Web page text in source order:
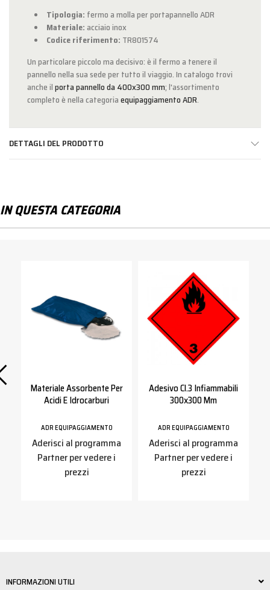
Tipologia: fermo a molla per portapannello ADR
Materiale:acciaio inox
Codice riferimento: TR801574
Un particolare piccolo ma decisivo: è il fermo a tenere il
pannello nella sua sede per tutto il viaggio. In catalogo trovi
anche ilporta pannello da 400x300 mm; l'assortimento
completo è nella categoriaequipaggiamento ADR.
DETTAGLI DEL PRODOTTO
IN QUESTA CATEGORIA
Materiale Assorbente Per
Acidi E Idrocarburi
ADR EQUIPAGGIAMENTO
Aderisci al programma
Partner per vedere i
prezzi
Adesivo Cl.3 Infiammabili
300x300 Mm
ADR EQUIPAGGIAMENTO
Aderisci al programma
Partner per vedere i
prezzi
INFORMAZIONI UTILI